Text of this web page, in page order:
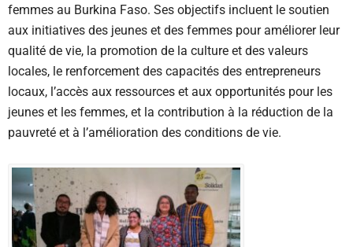
femmes au Burkina Faso. Ses objectifs incluent le soutien
aux initiatives des jeunes et des femmes pour améliorer leur
qualité de vie, la promotion de la culture et des valeurs
locales, le renforcement des capacités des entrepreneurs
locaux, l’accès aux ressources et aux opportunités pour les
jeunes et les femmes, et la contribution à la réduction de la
pauvreté et à l’amélioration des conditions de vie.